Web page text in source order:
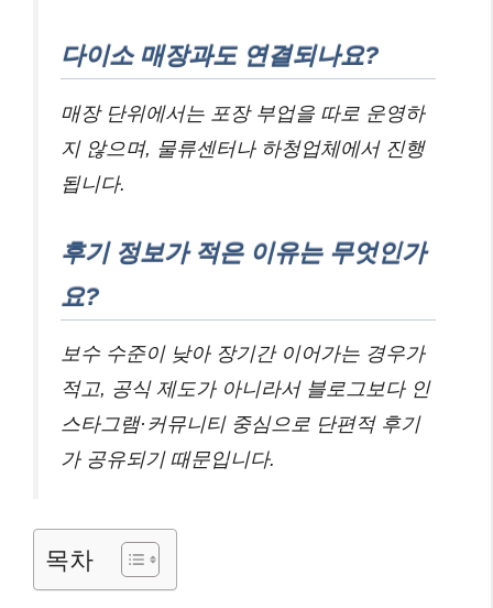
다이소 매장과도 연결되나요?
매장 단위에서는 포장 부업을 따로 운영하
지 않으며, 물류센터나 하청업체에서 진행
됩니다.
후기 정보가 적은 이유는 무엇인가
요?
보수 수준이 낮아 장기간 이어가는 경우가
적고, 공식 제도가 아니라서 블로그보다 인
스타그램·커뮤니티 중심으로 단편적 후기
가 공유되기 때문입니다.
목차